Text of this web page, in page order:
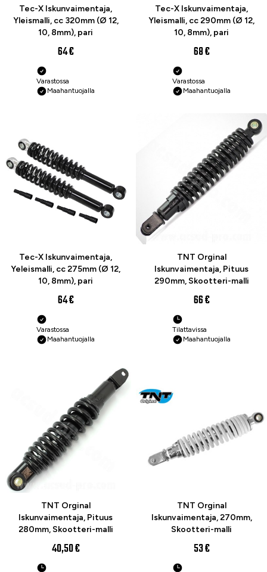
Tec-X Iskunvaimentaja,
Yleismalli, cc 320mm (Ø 12,
10, 8mm), pari
64 €
Varastossa
Maahantuojalla
Tec-X Iskunvaimentaja,
Yleismalli, cc 290mm (Ø 12,
10, 8mm), pari
68 €
Varastossa
Maahantuojalla
Tec-X Iskunvaimentaja,
Yeleismalli, cc 275mm (Ø 12,
10, 8mm), pari
64 €
Varastossa
Maahantuojalla
TNT Orginal
Iskunvaimentaja, Pituus
290mm, Skootteri-malli
66 €
Tilattavissa
Maahantuojalla
TNT Orginal
Iskunvaimentaja, Pituus
280mm, Skootteri-malli
40,50 €
TNT Orginal
Iskunvaimentaja, 270mm,
Skootteri-malli
53 €